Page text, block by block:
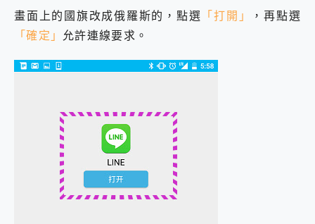
畫面上的國旗改成俄羅斯的，點選 「打開」
，再點選
「確定」 允許連線要求。